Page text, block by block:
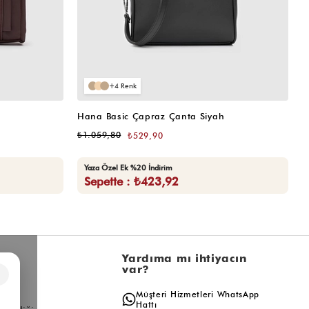
4
Hana Basic Çapraz Çanta Siyah
₺529,90
₺1.059,80
Yaza Özel Ek %20 İndirim
Sepette : ₺423,92
Yardıma mı ihtiyacın
var?
Müşteri Hizmetleri WhatsApp
Hattı